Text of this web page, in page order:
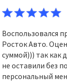
Воспользовался
Росток Авто.
суммой))) так как
не оставили без
персональный